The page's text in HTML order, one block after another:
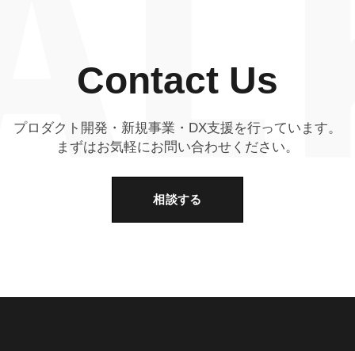
Contact Us
プロダクト開発・新規事業・DX支援を行っています。
まずはお気軽にお問い合わせください。
相談する